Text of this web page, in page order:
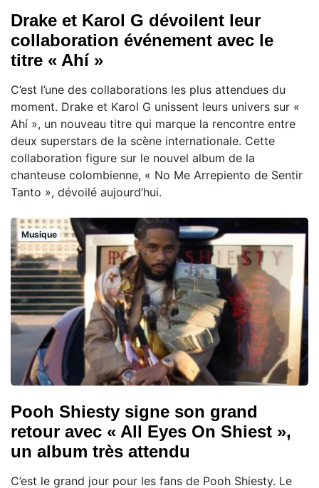
Drake et Karol G dévoilent leur
collaboration événement avec le
titre « Ahí »
C’est l’une des collaborations les plus attendues du
moment. Drake et Karol G unissent leurs univers sur «
Ahí », un nouveau titre qui marque la rencontre entre
deux superstars de la scène internationale. Cette
collaboration figure sur le nouvel album de la
chanteuse colombienne, « No Me Arrepiento de Sentir
Tanto », dévoilé aujourd’hui.
Musique
Pooh Shiesty signe son grand
retour avec « All Eyes On Shiest »,
un album très attendu
C’est le grand jour pour les fans de Pooh Shiesty. Le